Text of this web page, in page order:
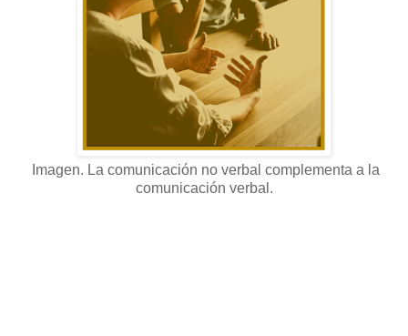
Imagen. La comunicación no verbal complementa a la
comunicación verbal.